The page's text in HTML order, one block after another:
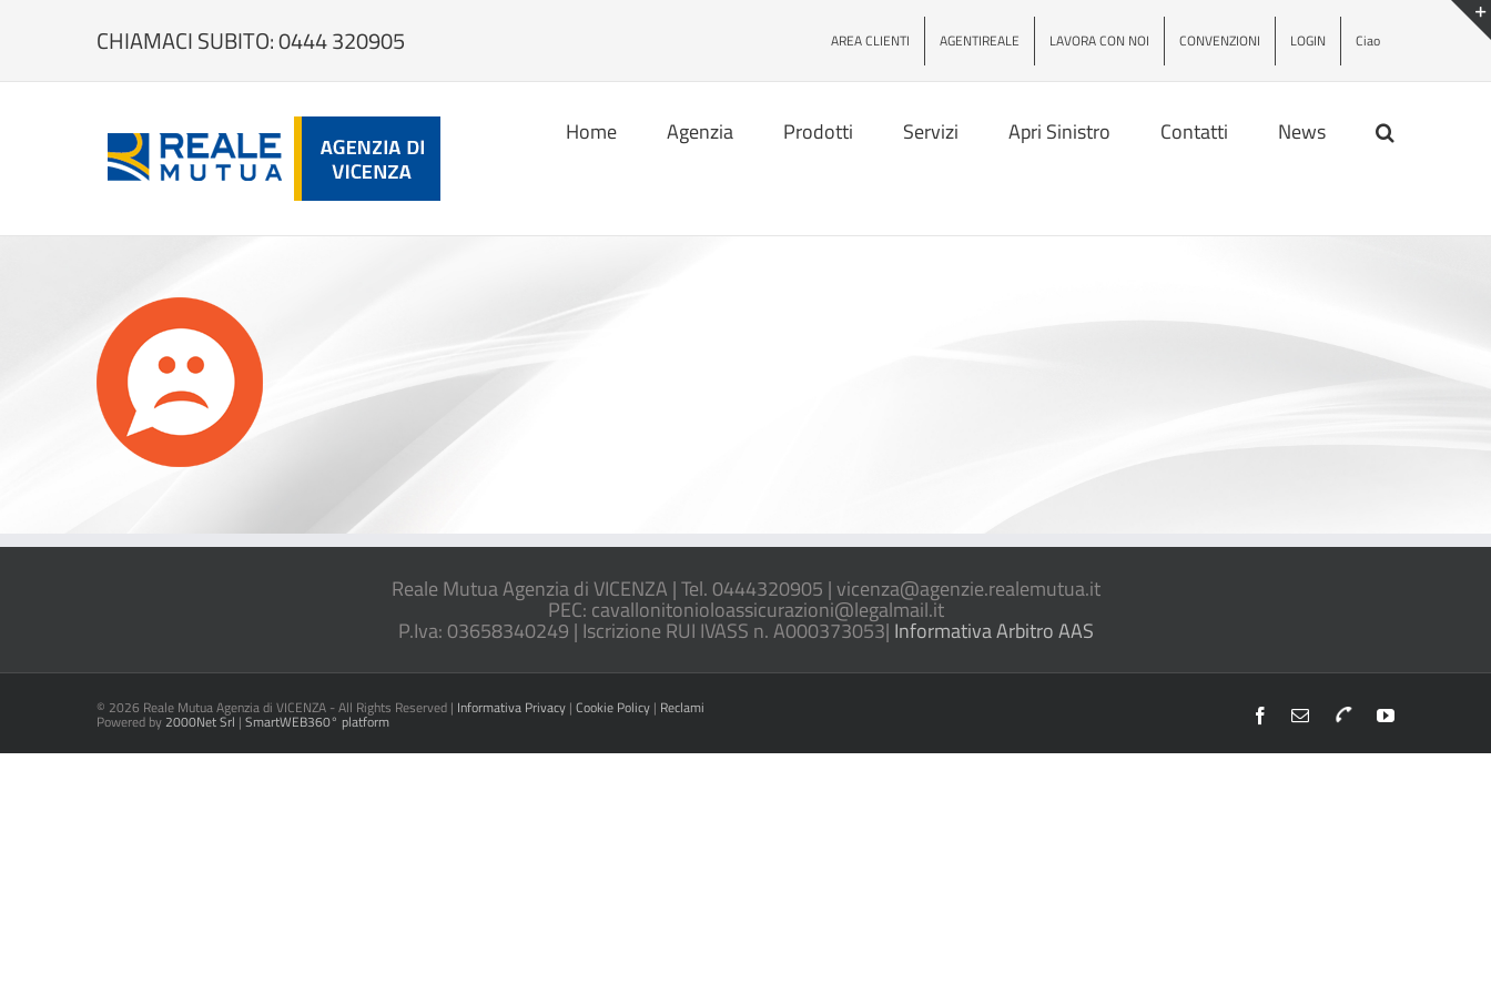
CHIAMACI SUBITO: 0444 320905 AREA CLIENTI AGENTIREALE LAVORA CON NOI CONVENZIONI LOGIN Ciao
Home Agenzia Prodotti Servizi Apri Sinistro Contatti News
Reale Mutua Agenzia di VICENZA | Tel. 0444320905 |vicenza@agenzie.realemutua.it
PEC: cavallonitonioloassicurazioni@legalmail.it
P.Iva: 03658340249 | Iscrizione RUI IVASS n. A000373053| Informativa Arbitro AAS
© 2026 Reale Mutua Agenzia di VICENZA - All Rights Reserved | Informativa Privacy | Cookie Policy | Reclami
Powered by 2000Net Srl | SmartWEB360° platform Facebook
EmailTelefonoYouTube